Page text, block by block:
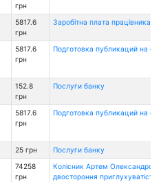
грн
5817.6
грн
Заробітна плата працівникам
5817.6
грн
Подготовка публикаций на
152.8
грн
Послуги банку
5817.6
грн
Подготовка публикаций на
25 грн Послуги банку
74258
грн
Колісник Артем
двостороння приглухуватість)